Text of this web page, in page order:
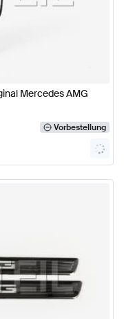
Mercedes AMG
Vorbestellung